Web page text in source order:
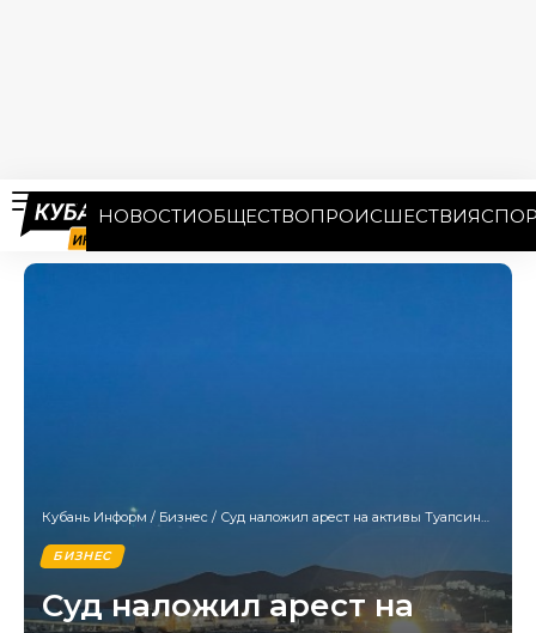
НОВОСТИОБЩЕСТВОПРОИСШЕСТВИЯ
Кубань Информ / Бизнес / Суд наложил арест на активы Туапсинского порта
БИЗНЕС
Суд наложил арест на